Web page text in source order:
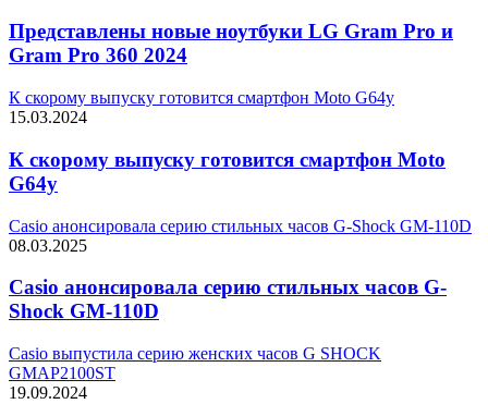
Представлены новые ноутбуки LG Gram Pro и
Gram Pro 360 2024
К скорому выпуску готовится смартфон Moto G64y
15.03.2024
К скорому выпуску готовится смартфон Moto
G64y
Casio анонсировала серию стильных часов G-Shock GM-110D
08.03.2025
Casio анонсировала серию стильных часов G-
Shock GM-110D
Casio выпустила серию женских часов G SHOCK
GMAP2100ST
19.09.2024